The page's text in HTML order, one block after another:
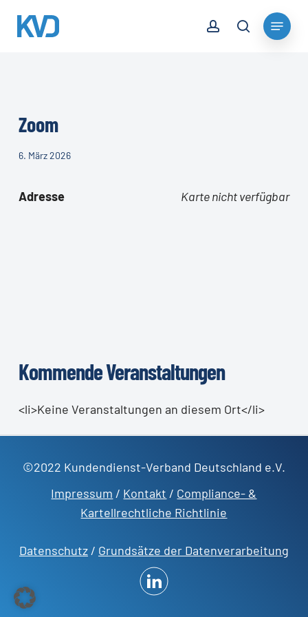
search
Menu
Zoom
6. März 2026
Karte nicht verfügbar
Adresse
Kommende Veranstaltungen
<li>Keine Veranstaltungen an diesem Ort</li>
©2022 Kundendienst-Verband Deutschland e.V.
Impressum / Kontakt / Compliance- &
Kartellrechtliche Richtlinie
Datenschutz/ Grundsätze der Datenverarbeitung
Close